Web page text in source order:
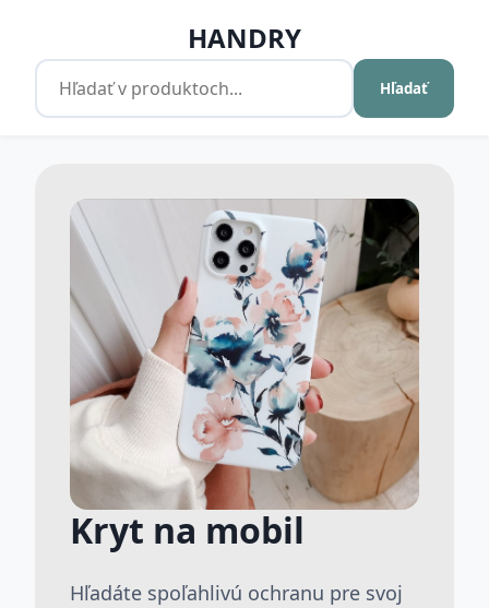
HANDRY
Hľadať
Kryt na mobil
Hľadáte spoľahlivú ochranu pre svoj